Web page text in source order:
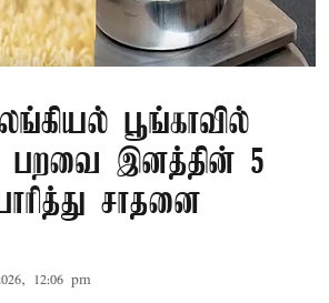
பூங்காவில்
பறவை இனத்தின் 5
சாதனை
12:06 pm